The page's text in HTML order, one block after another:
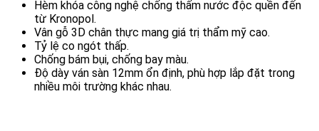
Hèm khóa công nghệ chống thấm nước độc quền đến
từ Kronopol.
Vân gỗ 3D chân thực mang giá trị thẩm mỹ cao.
Tỷ lệ co ngót thấp.
Chống bám bụi, chống bay màu.
Độ dày ván sàn 12mm ổn định, phù hợp lắp đặt trong
nhiều môi trường khác nhau.